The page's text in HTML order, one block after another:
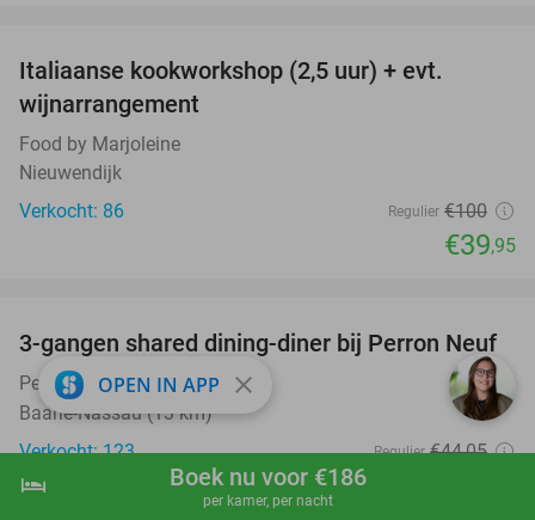
shopping_cart Boek nu
hotel Boek nu voor €186
per kamer, per nacht
Italiaanse kookworkshop (2,5 uur) + evt.
wijnarrangement
Food by Marjoleine
Nieuwendijk
Verkocht: 86
Regulier €100
€39,95
33%
3-gangen shared dining-diner bij Perron Neuf
Perron Neuf 9.5star
Baarle-Nassau (13 km)
Verkocht: 123
Regulier €44,05
OPEN IN APP close